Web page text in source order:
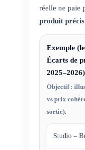
réelle ne paie
produit précis
Exemple
Écarts de
2025–2026)
Objectif :
vs prix
sortie).
Studio –